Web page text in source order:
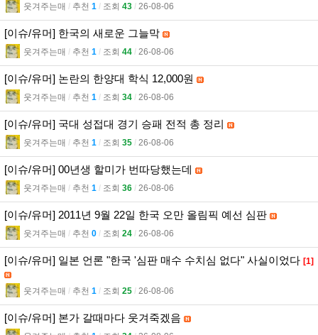
웃겨주는매 l 추천 1 l 조회 43 l 26-08-06
[이슈/유머] 한국의 새로운 그늘막
웃겨주는매 l 추천 1 l 조회 44 l 26-08-06
[이슈/유머] 논란의 한양대 학식 12,000원
웃겨주는매 l 추천 1 l 조회 34 l 26-08-06
[이슈/유머] 국대 성접대 경기 승패 전적 총 정리
웃겨주는매 l 추천 1 l 조회 35 l 26-08-06
[이슈/유머] 00년생 할미가 번따당했는데
웃겨주는매 l 추천 1 l 조회 36 l 26-08-06
[이슈/유머] 2011년 9월 22일 한국 오만 올림픽 예선 심판
웃겨주는매 l 추천 0 l 조회 24 l 26-08-06
[이슈/유머] 일본 언론 "한국 '심판 매수 수치심 없다" 사실이었다 [1]
웃겨주는매 l 추천 1 l 조회 25 l 26-08-06
[이슈/유머] 본가 갈때마다 웃겨죽겠음